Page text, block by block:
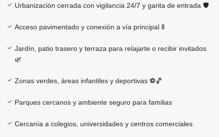
Urbanización cerrada con vigilancia 24/7 y garita de entrada 🛡️
Acceso pavimentado y conexión a vía principal 🚦
Jardín, patio trasero y terraza para relajarte o recibir invitados
🌿
Zonas verdes, áreas infantiles y deportivas ⚽🏀
Parques cercanos y ambiente seguro para familias
Cercanía a colegios, universidades y centros comerciales